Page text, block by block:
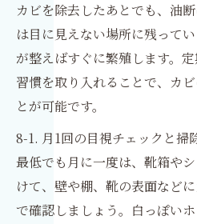
カビを除去したあとでも、油
は目に見えない場所に残って
が整えばすぐに繁殖します。
習慣を取り入れることで、カ
とが可能です。
8-1. 月1回の目視チェックと掃
最低でも月に一度は、靴箱や
けて、壁や棚、靴の表面など
で確認しましょう。白っぽい